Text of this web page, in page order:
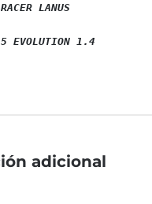
LANUS
EVOLUTION 1.4
adicional